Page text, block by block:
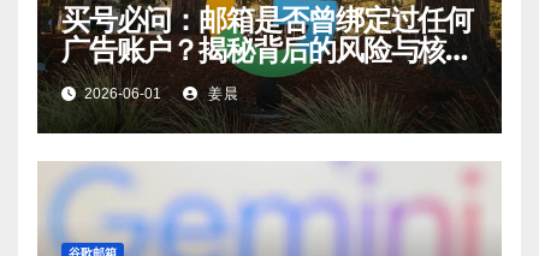
买号必问：邮箱是否曾绑定过任何
广告账户？揭秘背后的风险与核查
方法
2026-06-01 姜晨
谷歌邮箱